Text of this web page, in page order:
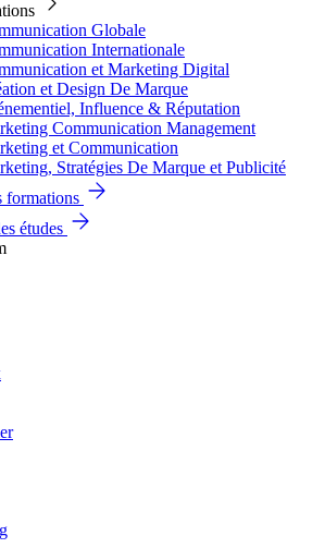
Globale
Internationale
et Marketing Digital
et Design De Marque
Influence & Réputation
Communication Management
et Communication
Stratégies De Marque et Publicité
formations
études